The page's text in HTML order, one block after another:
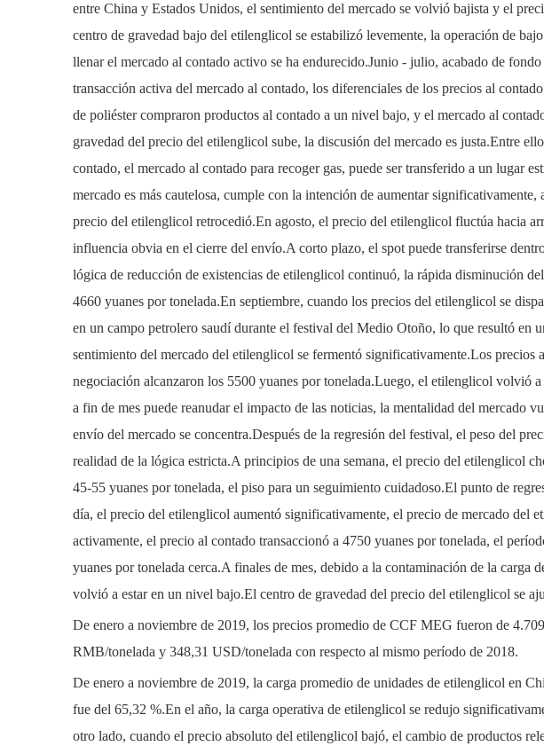
entre China y Estados Unidos, el sentimiento del mercado se volvió bajista y el
centro de gravedad bajo del etilenglicol se estabilizó levemente, la operación de
llenar el mercado al contado activo se ha endurecido.Junio ​​- julio, acabado de
transacción activa del mercado al contado, los diferenciales de los precios al
de poliéster compraron productos al contado a un nivel bajo, y el mercado al
gravedad del precio del etilenglicol sube, la discusión del mercado es justa.Entre
contado, el mercado al contado para recoger gas, puede ser transferido a un lugar
mercado es más cautelosa, cumple con la intención de aumentar
precio del etilenglicol retrocedió.En agosto, el precio del etilenglicol fluctúa hacia
influencia obvia en el cierre del envío.A corto plazo, el spot puede transferirse
lógica de reducción de existencias de etilenglicol continuó, la rápida disminución
4660 yuanes por tonelada.En septiembre, cuando los precios del etilenglicol se
en un campo petrolero saudí durante el festival del Medio Otoño, lo que resultó en
sentimiento del mercado del etilenglicol se fermentó significativamente.Los
negociación alcanzaron los 5500 yuanes por tonelada.Luego, el etilenglicol volvió
a fin de mes puede reanudar el impacto de las noticias, la mentalidad del mercado
envío del mercado se concentra.Después de la regresión del festival, el peso del
realidad de la lógica estricta.A principios de una semana, el precio del etilenglicol
45-55 yuanes por tonelada, el piso para un seguimiento cuidadoso.El punto de
día, el precio del etilenglicol aumentó significativamente, el precio de mercado del
activamente, el precio al contado transaccionó a 4750 yuanes por tonelada, el
yuanes por tonelada cerca.A finales de mes, debido a la contaminación de la
volvió a estar en un nivel bajo.El centro de gravedad del precio del etilenglicol se
De enero a noviembre de 2019, los precios promedio de CCF MEG fueron de
RMB/tonelada y 348,31 USD/tonelada con respecto al mismo período de 2018.
De enero a noviembre de 2019, la carga promedio de unidades de etilenglicol en
fue del 65,32 %.En el año, la carga operativa de etilenglicol se redujo
otro lado, cuando el precio absoluto del etilenglicol bajó, el cambio de productos